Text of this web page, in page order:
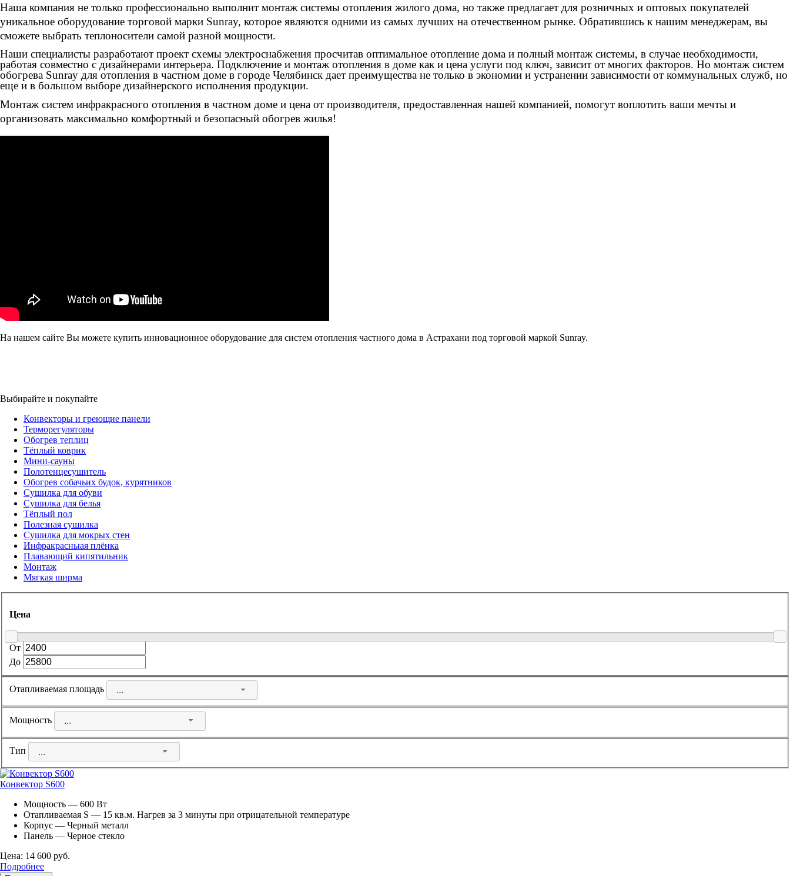
Наша компания не только профессионально выполнит монтаж системы отопления жилого дома, но также предлагает для розничных и оптовых покупателей
уникальное оборудование торговой марки Sunray, которое являются одними из самых лучших на отечественном рынке. Обратившись к нашим менеджерам, вы
сможете выбрать теплоносители самой разной мощности.
Наши специалисты разработают проект схемы электроснабжения просчитав оптимальное отопление дома и полный монтаж системы, в случае необходимости,
работая совместно с дизайнерами интерьера. Подключение и монтаж отопления в доме как и цена услуги под ключ, зависит от многих факторов. Но монтаж систем
обогрева Sunray для отопления в частном доме в городе Челябинск дает преимущества не только в экономии и устранении зависимости от коммунальных служб, но
еще и в большом выборе дизайнерского исполнения продукции.
Монтаж систем инфракрасного отопления в частном доме и цена от производителя, предоставленная нашей компанией, помогут воплотить ваши мечты и
организовать максимально комфортный и безопасный обогрев жилья!
На нашем сайте Вы можете купить инновационное оборудование для систем отопления частного дома в Астрахани под торговой маркой Sunray.
Выбирайте и покупайте
Конвекторы и греющие панели
Терморегуляторы
Обогрев теплиц
Тёплый коврик
Мини-сауны
Полотенцесушитель
Обогрев собачьих будок, курятников
Сушилка для обуви
Сушилка для белья
Тёплый пол
Полезная сушилка
Сушилка для мокрых стен
Инфракрасныая плёнка
Плавающий кипятильник
Монтаж
Мягкая ширма
Цена
От
До
Отапливаемая площадь ...
Мощность ...
Тип ...
Конвектор S600
Мощность — 600 Вт
Отапливаемая S — 15 кв.м. Нагрев за 3 минуты при отрицательной температуре
Корпус — Черный металл
Панель — Черное стекло
Цена: 14 600 руб.
Подробнее